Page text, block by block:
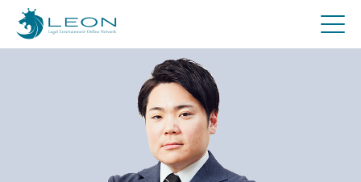
費用について
Q&A